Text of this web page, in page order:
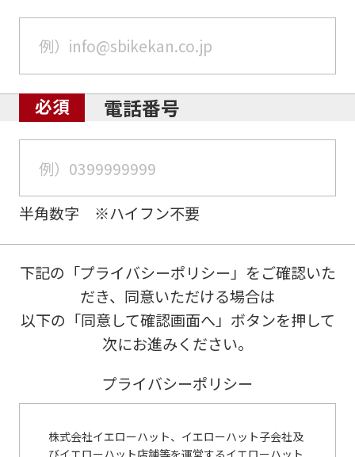
電話番号
半角数字 ※ハイフン不要
下記の「プライバシーポリシー」をご確認いた
だき、同意いただける場合は
以下の「同意して確認画面へ」ボタンを押して
次にお進みください。
プライバシーポリシー
株式会社イエローハット、イエローハット子会社及
びイエローハット店舗等を運営するイエローハット